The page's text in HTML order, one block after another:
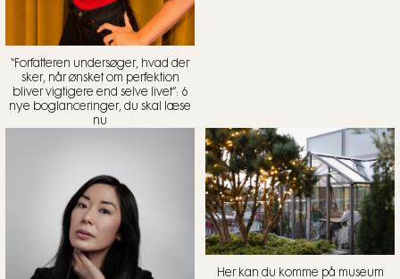
“Forfatteren undersøger, hvad der
sker, når ønsket om perfektion
bliver vigtigere end selve livet”: 6
nye boglanceringer, du skal læse
nu
Her kan du komme på museum